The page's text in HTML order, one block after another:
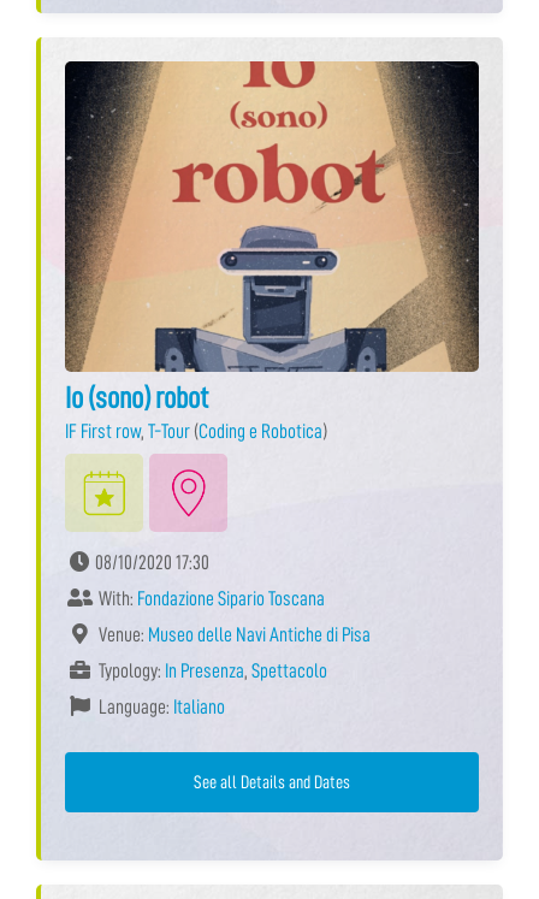
Io (sono) robot
IF First row, T-Tour (Coding e Robotica)
08/10/2020 17:30
With: Fondazione Sipario Toscana
Venue: Museo delle Navi Antiche di Pisa
Typology: In Presenza, Spettacolo
Language: Italiano
See all Details and Dates